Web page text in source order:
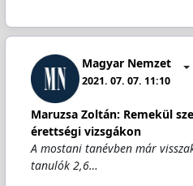
Magyar Nemzet
2021. 07. 07. 11:10
Maruzsa Zoltán: Remekül
érettségi vizsgákon
A mostani tanévben már
tanulók 2,6…